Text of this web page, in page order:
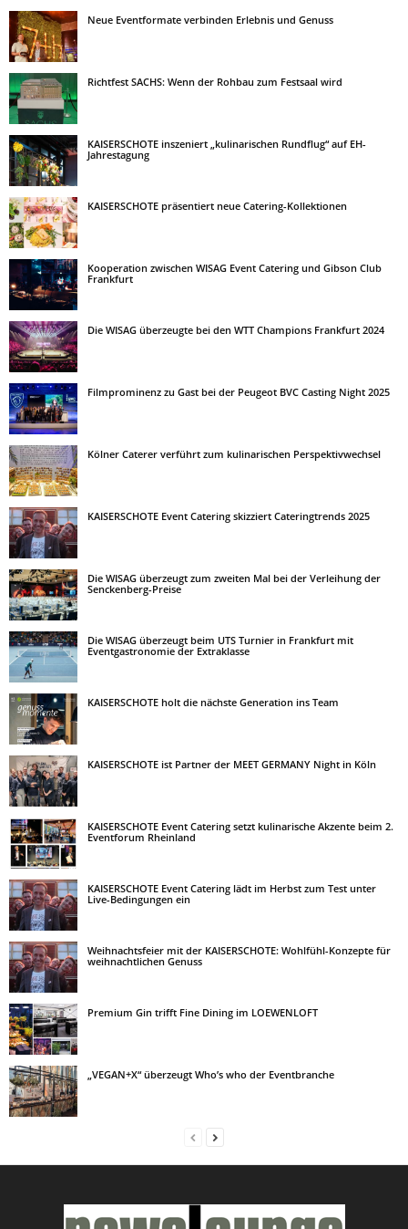
Neue Eventformate verbinden Erlebnis und Genuss
Richtfest SACHS: Wenn der Rohbau zum Festsaal wird
KAISERSCHOTE inszeniert „kulinarischen Rundflug“ auf EH-
Jahrestagung
KAISERSCHOTE präsentiert neue Catering-Kollektionen
Kooperation zwischen WISAG Event Catering und Gibson Club
Frankfurt
Die WISAG überzeugte bei den WTT Champions Frankfurt 2024
Filmprominenz zu Gast bei der Peugeot BVC Casting Night 2025
Kölner Caterer verführt zum kulinarischen Perspektivwechsel
KAISERSCHOTE Event Catering skizziert Cateringtrends 2025
Die WISAG überzeugt zum zweiten Mal bei der Verleihung der
Senckenberg-Preise
Die WISAG überzeugt beim UTS Turnier in Frankfurt mit
Eventgastronomie der Extraklasse
KAISERSCHOTE holt die nächste Generation ins Team
KAISERSCHOTE ist Partner der MEET GERMANY Night in Köln
KAISERSCHOTE Event Catering setzt kulinarische Akzente beim 2.
Eventforum Rheinland
KAISERSCHOTE Event Catering lädt im Herbst zum Test unter
Live-Bedingungen ein
Weihnachtsfeier mit der KAISERSCHOTE: Wohlfühl-Konzepte für
weihnachtlichen Genuss
Premium Gin trifft Fine Dining im LOEWENLOFT
„VEGAN+X“ überzeugt Who’s who der Eventbranche